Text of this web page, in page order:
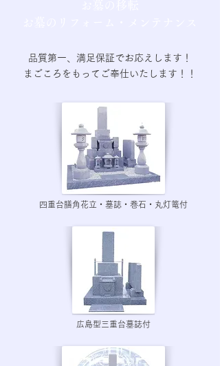
品質第一、満足保証でお応えします！
まごころをもってご奉仕いたします！！
四重台膳角花立・墓誌・巻石・丸灯篭付
広島型三重台墓誌付